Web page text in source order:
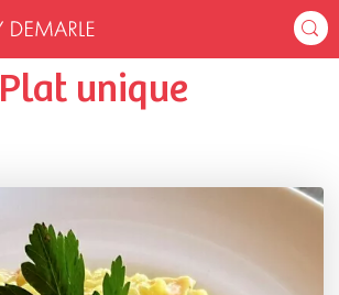
Listes de favoris
Plat unique